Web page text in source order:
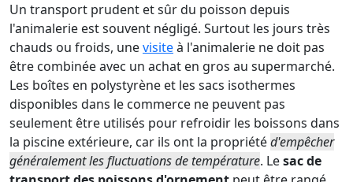
Un transport prudent et sûr du poisson depuis
l'animalerie est souvent négligé. Surtout les jours très
chauds ou froids, unevisiteà l'animalerie ne doit pas
être combinée avec un achat en gros au supermarché.
Les boîtes en polystyrène et les sacs isothermes
disponibles dans le commerce ne peuvent pas
seulement être utilisés pour refroidir les boissons dans
la piscine extérieure, car ils ont la propriétéd'empêcher
généralement les fluctuations de température. Lesac de